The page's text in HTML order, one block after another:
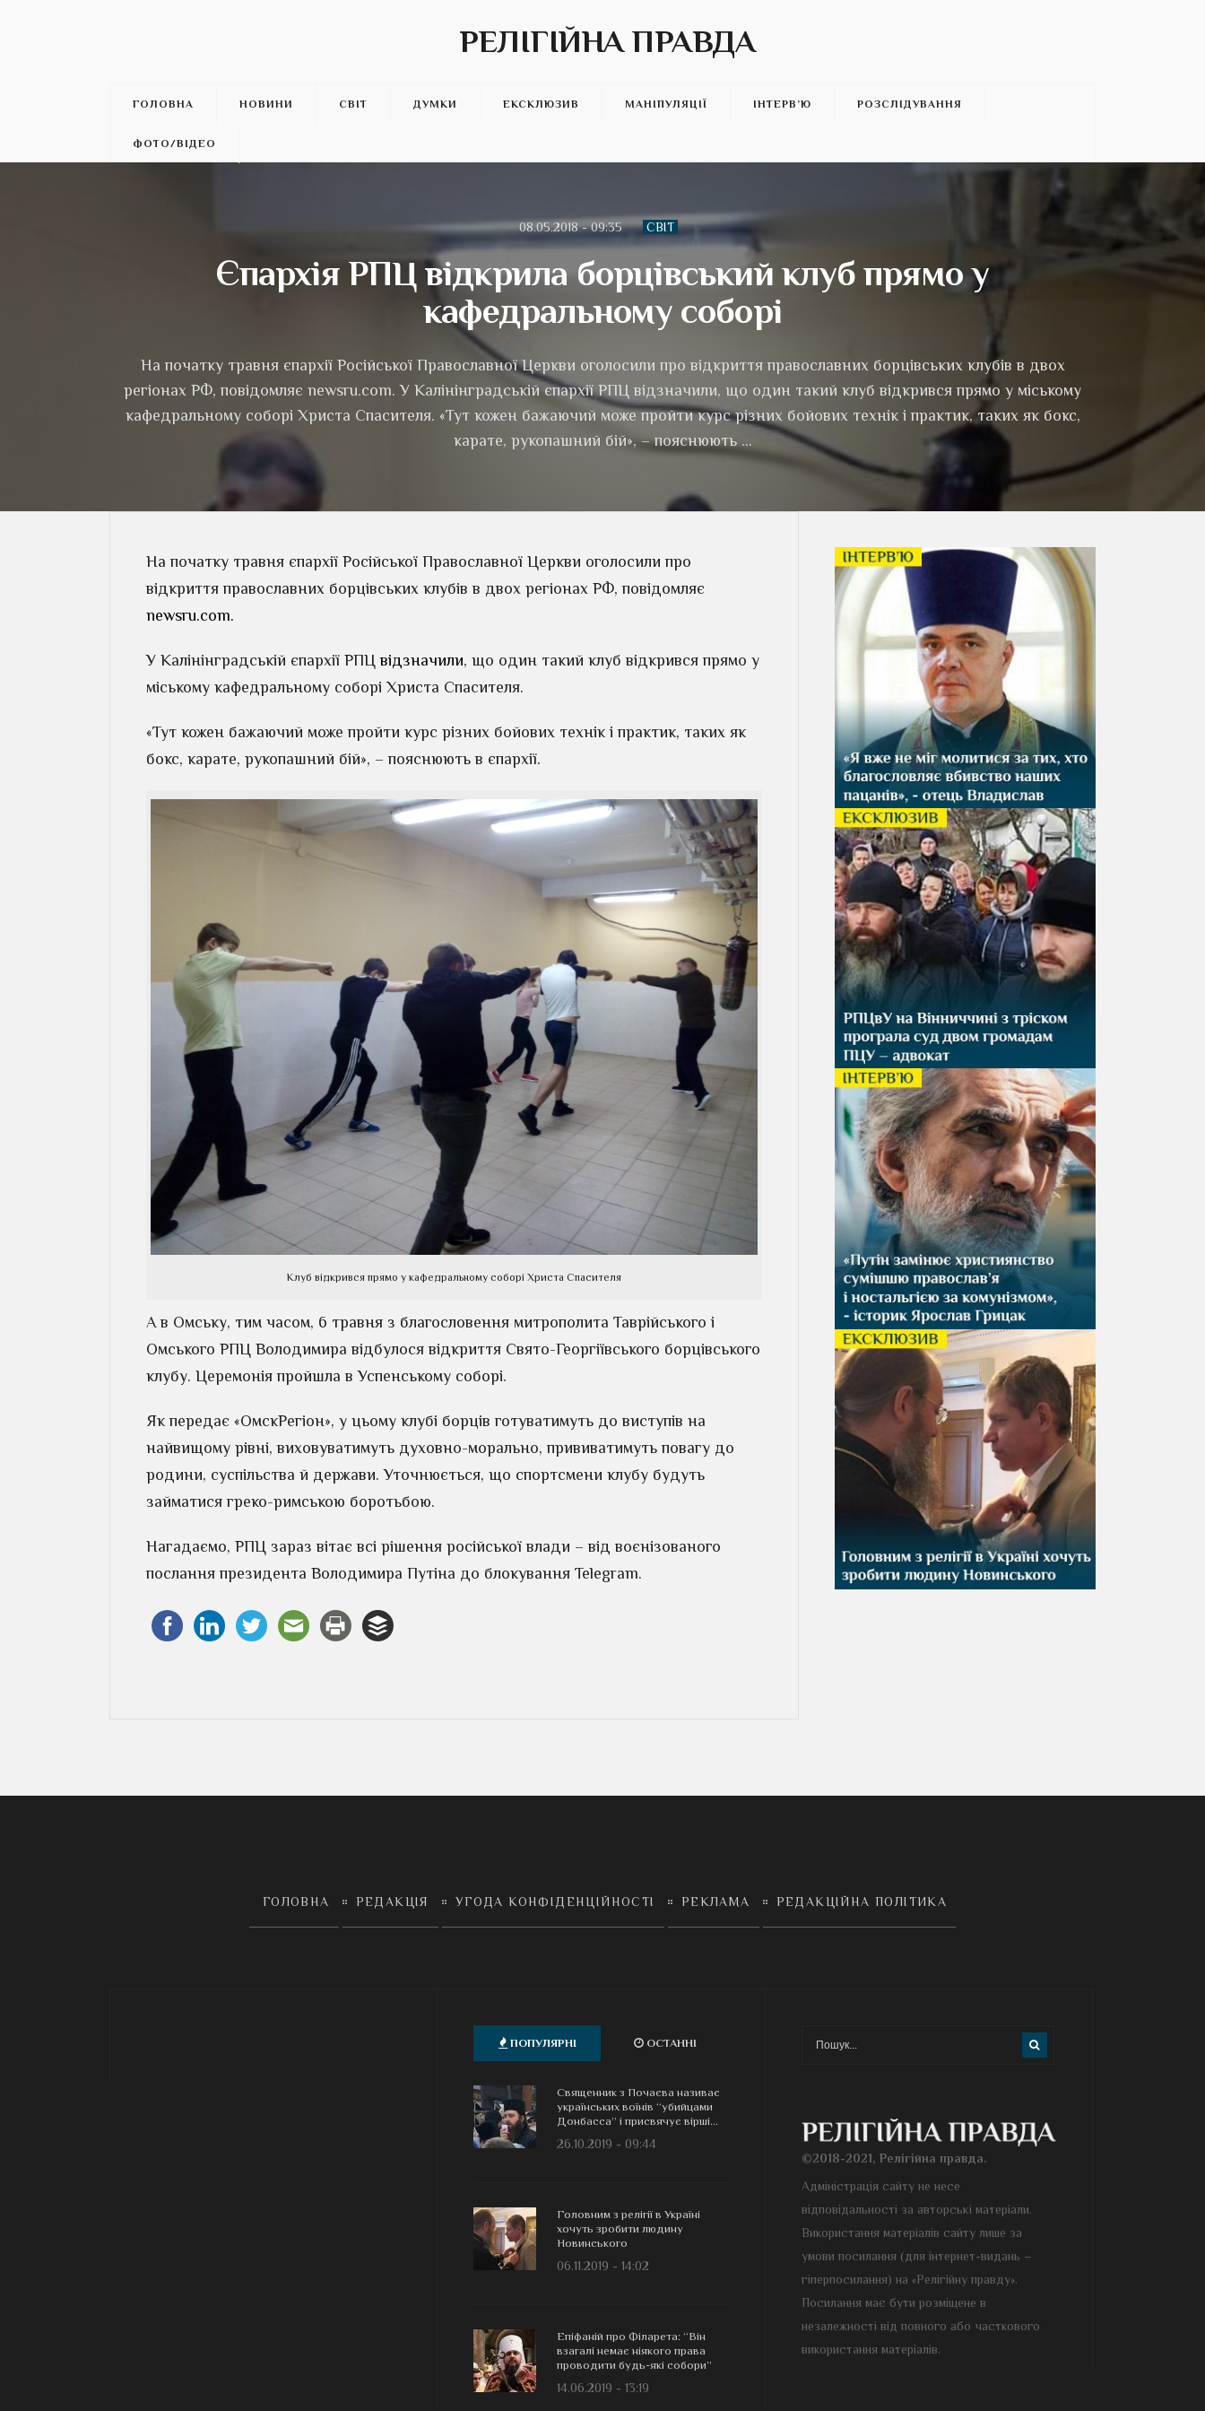
РЕЛІГІЙНА ПРАВДА
ГОЛОВНА НОВИНИ СВІТ ДУМКИ ЕКСКЛЮЗИВ МАНІПУЛЯЦІЇ ІНТЕРВ’Ю РОЗСЛІДУВАННЯ
ФОТО/ВІДЕО
08.05.2018 - 09:35 СВІТ
Єпархія РПЦ відкрила борцівський клуб прямо у
кафедральному соборі
На початку травня єпархії Російської Православної Церкви оголосили про відкриття православних борцівських клубів в двох
регіонах РФ, повідомляє newsru.com. У Калінінградській єпархії РПЦ відзначили, що один такий клуб відкрився прямо у міському
кафедральному соборі Христа Спасителя. «Тут кожен бажаючий може пройти курс різних бойових технік і практик, таких як бокс,
карате, рукопашний бій», – пояснюють …
На початку травня єпархії Російської Православної Церкви оголосили про
відкриття православних борцівських клубів в двох регіонах РФ, повідомляє
newsru.com.
У Калінінградській єпархії РПЦвідзначили, що один такий клуб відкрився прямо у
міському кафедральному соборі Христа Спасителя.
«Тут кожен бажаючий може пройти курс різних бойових технік і практик, таких як
бокс, карате, рукопашний бій», – пояснюють в єпархії.
Клуб відкрився прямо у кафедральному соборі Христа Спасителя
А в Омську, тим часом, 6 травня з благословення митрополита Таврійського і
Омського РПЦ Володимира відбулося відкриття Свято-Георгіївського борцівського
клубу. Церемонія пройшла в Успенському соборі.
Як передає «ОмскРегіон», у цьому клубі борців готуватимуть до виступів на
найвищому рівні, виховуватимуть духовно-морально, прививатимуть повагу до
родини, суспільства й держави. Уточнюється, що спортсмени клубу будуть
займатися греко-римською боротьбою.
Нагадаємо, РПЦ зараз вітає всі рішення російської влади – від воєнізованого
послання президента Володимира Путіна до блокування Telegram.
ГОЛОВНА РЕДАКЦІЯ УГОДА КОНФІДЕНЦІЙНОСТІ РЕКЛАМА РЕДАКЦІЙНА ПОЛІТИКА
ПОПУЛЯРНІ ОСТАННІ
Священник з Почаєва називає
українських воїнів “убийцами
Донбасса” і присвячує вірші...
26.10.2019 - 09:44
Головним з релігії в Україні
хочуть зробити людину
Новинського
06.11.2019 - 14:02
Епіфаній про Філарета: “Він
взагалі немає ніякого права
проводити будь-які собори”
14.06.2019 - 13:19
©2018-2021, Релігійна правда.
Адміністрація сайту не несе
відповідальності за авторські матеріали.
Використання матеріалів сайту лише за
умови посилання (для інтернет-видань –
гіперпосилання) на «Релігійну правду».
Посилання має бути розміщене в
незалежності від повного або часткового
використання матеріалів.